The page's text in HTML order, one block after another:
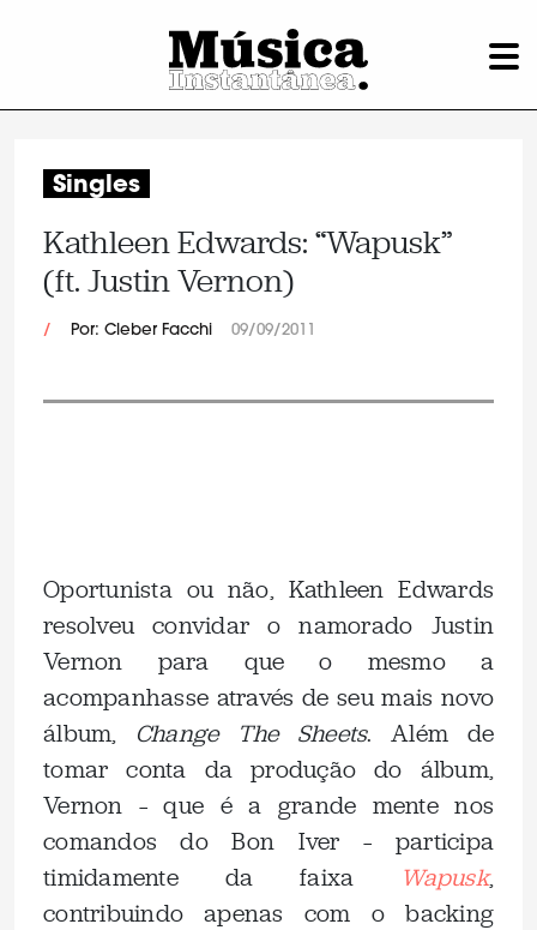
Singles
Kathleen Edwards: “Wapusk”
(ft. Justin Vernon)
/ Por: Cleber Facchi 09/09/2011
Oportunista ou não, Kathleen Edwards
resolveu convidar o namorado Justin
Vernon para que o mesmo a
acompanhasse através de seu mais novo
álbum, Change The Sheets. Além de
tomar conta da produção do álbum,
Vernon – que é a grande mente nos
comandos do Bon Iver – participa
timidamente da faixa
Wapusk,
contribuindo apenas com o backing